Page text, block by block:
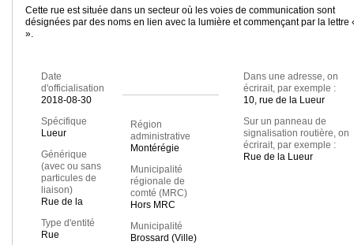
Cette rue est située dans un secteur où les voies de communication sont
désignées par des noms en lien avec la lumière et commençant par la lettre
».
Date
d'officialisation
2018-08-30
Spécifique
Lueur
Générique
(avec ou sans
particules de
liaison)
Rue de la
Type d'entité
Rue
Région
administrative
Montérégie
Municipalité
régionale de
comté (MRC)
Hors MRC
Municipalité
Brossard (Ville)
Dans une adresse, on
écrirait, par exemple :
10, rue de la Lueur
Sur un panneau de
signalisation routière, on
écrirait, par exemple :
Rue de la Lueur